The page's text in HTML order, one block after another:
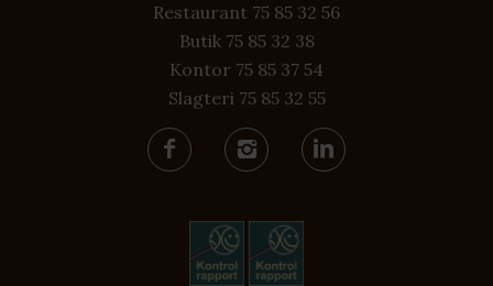
Restaurant 75 85 32 56
Butik 75 85 32 38
Kontor 75 85 37 54
Slagteri 75 85 32 55